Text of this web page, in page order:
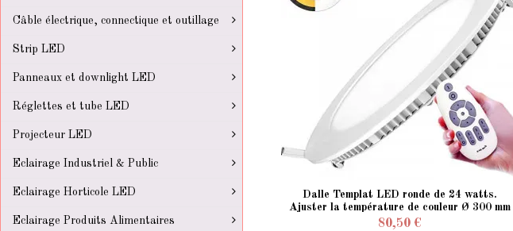
Dalle Templat LED ronde de 24 watts.
Ajuster la température de couleur Ø 300 mm
encastré
80,50 €
Câble électrique, connectique et outillage
Strip LED
Panneaux et downlight LED
Réglettes et tube LED
Projecteur LED
Eclairage Industriel & Public
Eclairage Horticole LED
Eclairage Produits Alimentaires